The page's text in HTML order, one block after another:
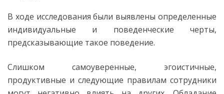
В ходе исследования были выявлены определенные
индивидуальные и поведенческие черты,
предсказывающие такое поведение.
Слишком самоуверенные, эгоистичные,
продуктивные и следующие правилам сотрудники